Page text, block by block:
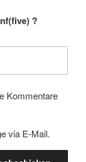
?
Kommentare
via E-Mail.